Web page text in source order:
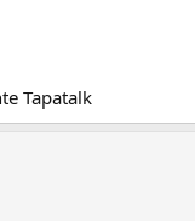
Tapatalk